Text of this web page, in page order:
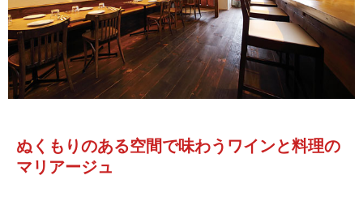
ぬくもりのある空間で味わうワインと料理の
マリアージュ